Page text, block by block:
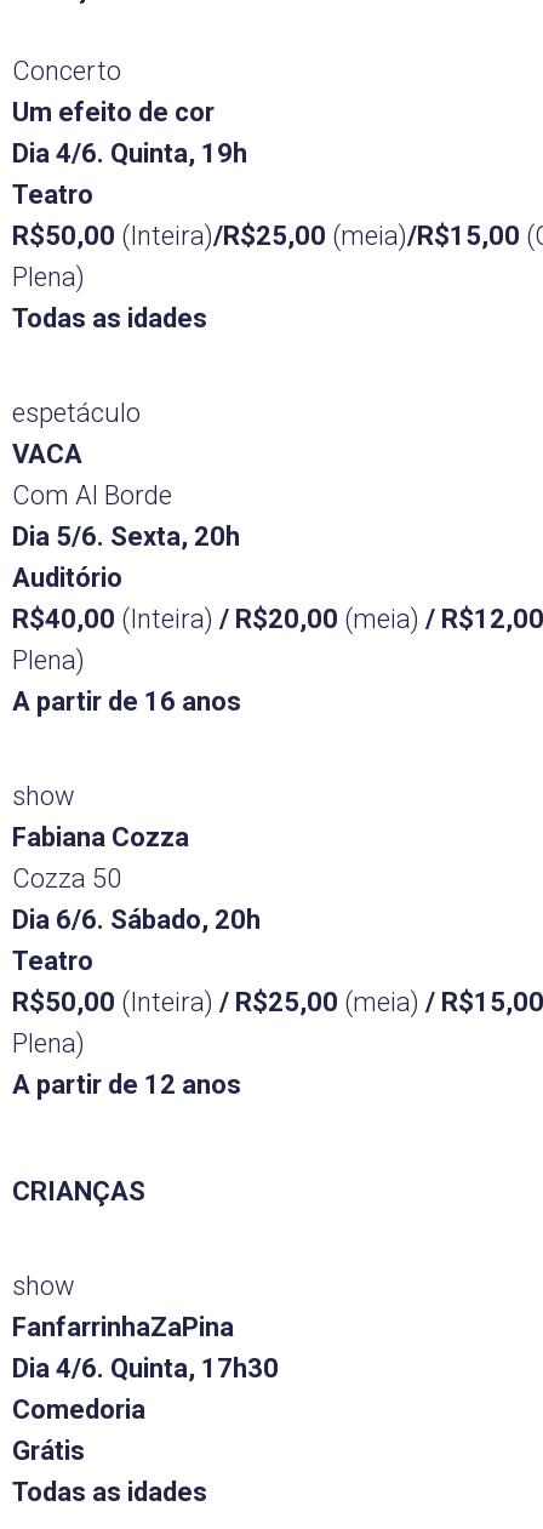
Concerto
Um efeito de cor
Dia 4/6. Quinta, 19h
Teatro
R$50,00 (Inteira)/R$25,00 (meia)/R$15,00
Plena)
Todas as idades
espetáculo
VACA
Com Al Borde
Dia 5/6. Sexta, 20h
Auditório
R$40,00 (Inteira) / R$20,00 (meia) / R$12,00
Plena)
A partir de 16 anos
show
Fabiana Cozza
Cozza 50
Dia 6/6. Sábado, 20h
Teatro
R$50,00 (Inteira) / R$25,00 (meia) / R$15,00
Plena)
A partir de 12 anos
CRIANÇAS
show
FanfarrinhaZaPina
Dia 4/6. Quinta, 17h30
Comedoria
Grátis
Todas as idades